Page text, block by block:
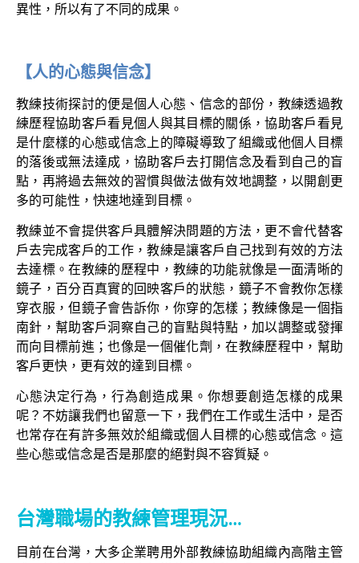
異性，所以有了不同的成果。
【人的心態與信念】
教練技術探討的便是個人心態、信念的部份，教練透過教
練歷程協助客戶看見個人與其目標的關係，協助客戶看見
是什麼樣的心態或信念上的障礙導致了組織或他個人目標
的落後或無法達成，協助客戶去打開信念及看到自己的盲
點，再將過去無效的習慣與做法做有效地調整，以開創更
多的可能性，快速地達到目標。
教練並不會提供客戶具體解決問題的方法，更不會代替客
戶去完成客戶的工作，教練是讓客戶自己找到有效的方法
去達標。在教練的歷程中，教練的功能就像是一面清晰的
鏡子，百分百真實的回映客戶的狀態，鏡子不會教你怎樣
穿衣服，但鏡子會告訴你，你穿的怎樣；教練像是一個指
南針，幫助客戶洞察自己的盲點與特點，加以調整或發揮
而向目標前進；也像是一個催化劑，在教練歷程中，幫助
客戶更快，更有效的達到目標。
心態決定行為，行為創造成果。你想要創造怎樣的成果
呢？不妨讓我們也留意一下，我們在工作或生活中，是否
也常存在有許多無效於組織或個人目標的心態或信念。這
些心態或信念是否是那麼的絕對與不容質疑。
台灣職場的教練管理現況…
目前在台灣，大多企業聘用外部教練協助組織內高階主管